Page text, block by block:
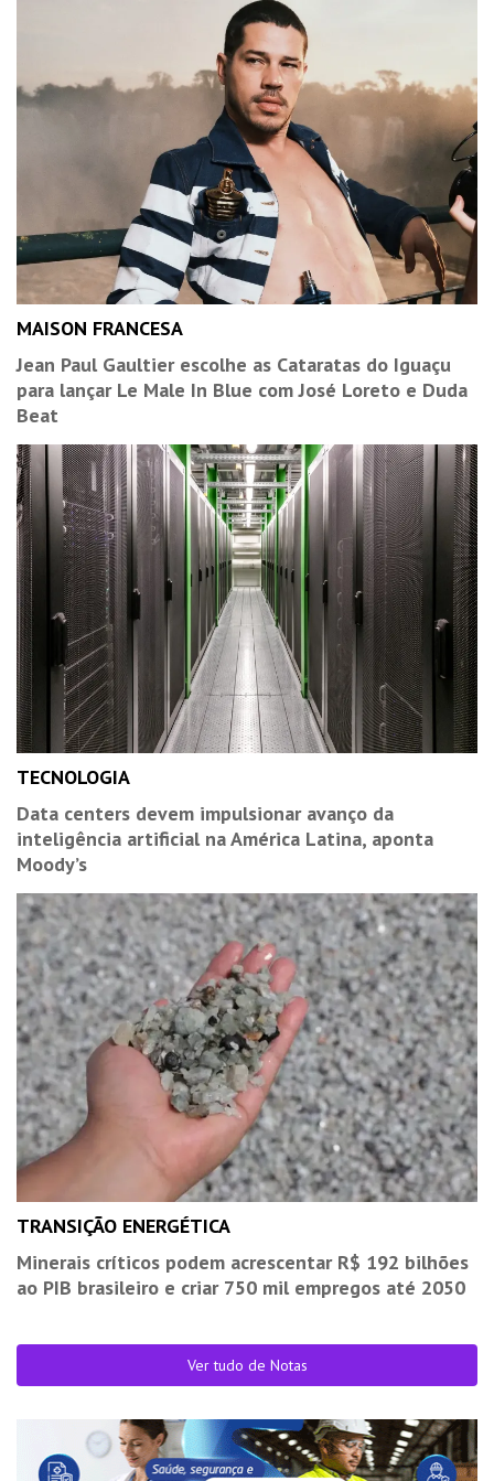
MAISON FRANCESA
Jean Paul Gaultier escolhe as Cataratas do Iguaçu
para lançar Le Male In Blue com José Loreto e Duda
Beat
TECNOLOGIA
Data centers devem impulsionar avanço da
inteligência artificial na América Latina, aponta
Moody’s
TRANSIÇÃO ENERGÉTICA
Minerais críticos podem acrescentar R$ 192 bilhões
ao PIB brasileiro e criar 750 mil empregos até 2050
Ver tudo de Notas